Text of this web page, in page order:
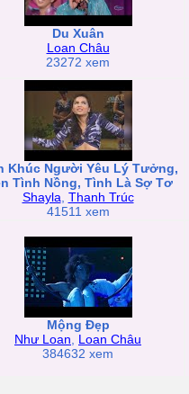
Du Xuân
Loan Châu
23272 xem
Khúc Người Yêu Lý Tưởng,
Tình Nồng, Tình Là Sợ Tơ
Shayla Thanh Trúc
41511 xem
Mộng Đẹp
Như Loan
Loan Châu
384632 xem